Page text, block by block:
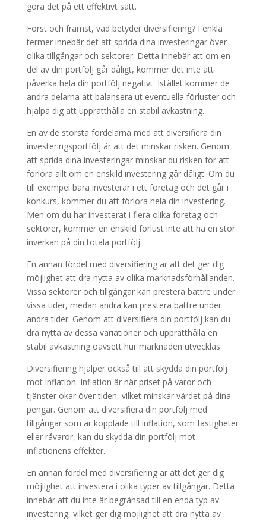
göra det på ett effektivt sätt.
Först och främst, vad betyder diversifiering? I enkla
termer innebär det att sprida dina investeringar över
olika tillgångar och sektorer. Detta innebär att om en
del av din portfölj går dåligt, kommer det inte att
påverka hela din portfölj negativt. Istället kommer de
andra delarna att balansera ut eventuella förluster och
hjälpa dig att upprätthålla en stabil avkastning.
En av de största fördelarna med att diversifiera din
investeringsportfölj är att det minskar risken. Genom
att sprida dina investeringar minskar du risken för att
förlora allt om en enskild investering går dåligt. Om du
till exempel bara investerar i ett företag och det går i
konkurs, kommer du att förlora hela din investering.
Men om du har investerat i flera olika företag och
sektorer, kommer en enskild förlust inte att ha en stor
inverkan på din totala portfölj.
En annan fördel med diversifiering är att det ger dig
möjlighet att dra nytta av olika marknadsförhållanden.
Vissa sektorer och tillgångar kan prestera bättre under
vissa tider, medan andra kan prestera bättre under
andra tider. Genom att diversifiera din portfölj kan du
dra nytta av dessa variationer och upprätthålla en
stabil avkastning oavsett hur marknaden utvecklas.
Diversifiering hjälper också till att skydda din portfölj
mot inflation. Inflation är när priset på varor och
tjänster ökar över tiden, vilket minskar värdet på dina
pengar. Genom att diversifiera din portfölj med
tillgångar som är kopplade till inflation, som fastigheter
eller råvaror, kan du skydda din portfölj mot
inflationens effekter.
En annan fördel med diversifiering är att det ger dig
möjlighet att investera i olika typer av tillgångar. Detta
innebär att du inte är begränsad till en enda typ av
investering, vilket ger dig möjlighet att dra nytta av